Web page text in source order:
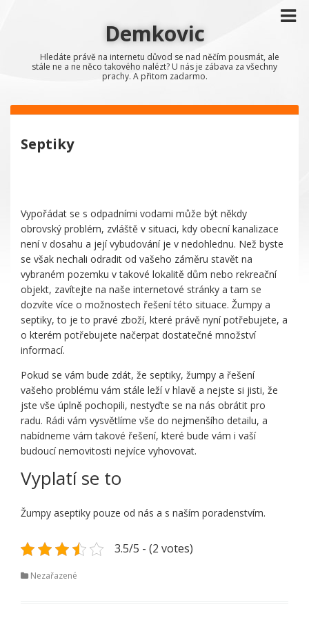
Demkovic
Hledáte právě na internetu důvod se nad něčím pousmát, ale
stále ne a ne něco takového nalézt? U nás je zábava za všechny
prachy. A přitom zadarmo.
Septiky
Vypořádat se s odpadními vodami může být někdy
obrovský problém, zvláště v situaci, kdy obecní kanalizace
není v dosahu a její vybudování je v nedohlednu. Než byste
se však nechali odradit od vašeho záměru stavět na
vybraném pozemku v takové lokalitě dům nebo rekreační
objekt, zavítejte na naše internetové stránky a tam se
dozvíte více o možnostech řešení této situace. Žumpy a
septiky, to je to pravé zboží, které právě nyní potřebujete, a
o kterém potřebujete načerpat dostatečné množství
informací.
Pokud se vám bude zdát, že septiky, žumpy a řešení
vašeho problému vám stále leží v hlavě a nejste si jisti, že
jste vše úplně pochopili, nestyďte se na nás obrátit pro
radu. Rádi vám vysvětlíme vše do nejmenšího detailu, a
nabídneme vám takové řešení, které bude vám i vaší
budoucí nemovitosti nejvíce vyhovovat.
Vyplatí se to
Žumpy aseptiky pouze od nás a s naším poradenstvím.
3.5/5 - (2 votes)
Nezařazené